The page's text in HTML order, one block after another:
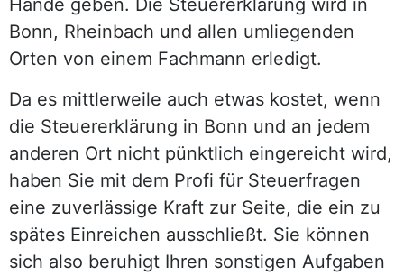
Hände geben. Die Steuererklärung wird in
Bonn, Rheinbach und allen umliegenden
Orten von einem Fachmann erledigt.
Da es mittlerweile auch etwas kostet, wenn
die Steuererklärung in Bonn und an jedem
anderen Ort nicht pünktlich eingereicht wird,
haben Sie mit dem Profi für Steuerfragen
eine zuverlässige Kraft zur Seite, die ein zu
spätes Einreichen ausschließt. Sie können
sich also beruhigt Ihren sonstigen Aufgaben